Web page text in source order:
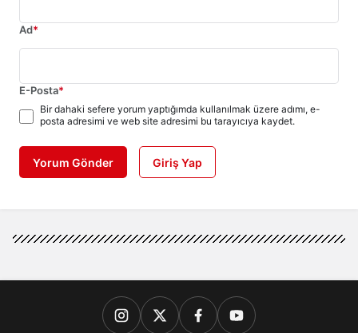
Ad*
E-Posta*
Bir dahaki sefere yorum yaptığımda kullanılmak üzere adımı, e-
posta adresimi ve web site adresimi bu tarayıcıya kaydet.
Yorum Gönder Giriş Yap